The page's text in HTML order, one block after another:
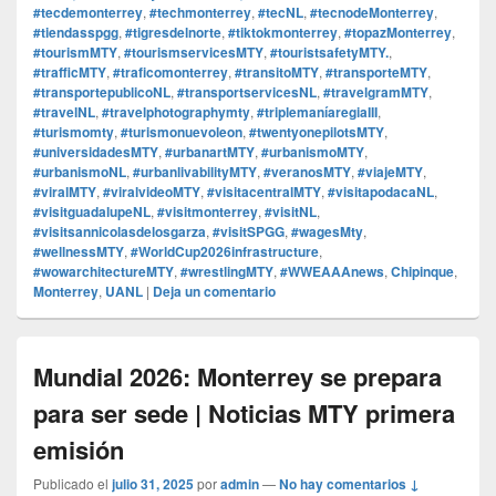
#tecdemonterrey, #techmonterrey, #tecNL, #tecnodeMonterrey,
#tiendasspgg, #tigresdelnorte, #tiktokmonterrey, #topazMonterrey,
#tourismMTY, #tourismservicesMTY, #touristsafetyMTY.,
#trafficMTY, #traficomonterrey, #transitoMTY, #transporteMTY,
#transportepublicoNL, #transportservicesNL, #travelgramMTY,
#travelNL, #travelphotographymty, #triplemaníaregiaIII,
#turismomty, #turismonuevoleon, #twentyonepilotsMTY,
#universidadesMTY, #urbanartMTY, #urbanismoMTY,
#urbanismoNL, #urbanlivabilityMTY, #veranosMTY, #viajeMTY,
#viralMTY, #viralvideoMTY, #visitacentralMTY, #visitapodacaNL,
#visitguadalupeNL, #visitmonterrey, #visitNL,
#visitsannicolasdelosgarza, #visitSPGG, #wagesMty,
#wellnessMTY, #WorldCup2026infrastructure,
#wowarchitectureMTY, #wrestlingMTY, #WWEAAAnews, Chipinque,
Monterrey, UANL | Deja un comentario
Mundial 2026: Monterrey se prepara
para ser sede | Noticias MTY primera
emisión
Publicado el julio 31, 2025poradmin—No hay comentarios ↓